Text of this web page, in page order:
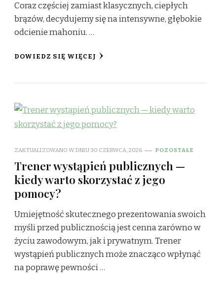
Coraz częściej zamiast klasycznych, ciepłych
brązów, decydujemy się na intensywne, głębokie
odcienie mahoniu. …
DOWIEDZ SIĘ WIĘCEJ
ZAKTUALIZOWANO W DNIU 30 CZERWCA, 2026 POZOSTAŁE
Trener wystąpień publicznych —
kiedy warto skorzystać z jego
pomocy?
Umiejętność skutecznego prezentowania swoich
myśli przed publicznością jest cenna zarówno w
życiu zawodowym, jak i prywatnym. Trener
wystąpień publicznych może znacząco wpłynąć
na poprawę pewności …